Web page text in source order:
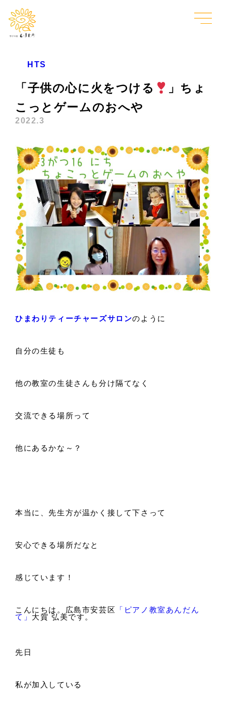
HTS
「子供の心に火をつける
」ちょ
こっとゲームのおへや
2022.3
ひまわりティーチャーズサロンのように
自分の生徒も
他の教室の生徒さんも分け隔てなく
交流できる場所って
他にあるかな～？
本当に、先生方が温かく接して下さって
安心できる場所だなと
感じています！
こんにちは。広島市安芸区
「ピアノ教室あんだん
て」 大賀 弘美です。
先日
私が加入している